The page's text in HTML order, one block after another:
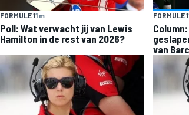
FORMULE 11 m
Poll: Wat verwacht jij van Lewis
Hamilton in de rest van 2026?
FORMULE 1
van